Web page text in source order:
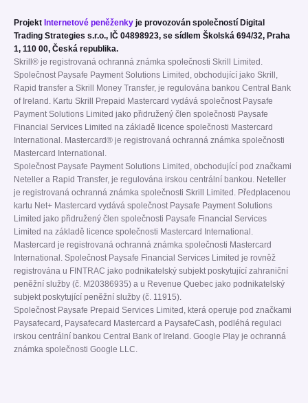
Projekt Internetové peněženky je provozován společností Digital
Trading Strategies s.r.o., IČ 04898923, se sídlem Školská 694/32, Praha
1, 110 00, Česká republika.
Skrill® je registrovaná ochranná známka společnosti Skrill Limited.
Společnost Paysafe Payment Solutions Limited, obchodující jako Skrill,
Rapid transfer a Skrill Money Transfer, je regulována bankou Central Bank
of Ireland. Kartu Skrill Prepaid Mastercard vydává společnost Paysafe
Payment Solutions Limited jako přidružený člen společnosti Paysafe
Financial Services Limited na základě licence společnosti Mastercard
International. Mastercard® je registrovaná ochranná známka společnosti
Mastercard International.
Společnost Paysafe Payment Solutions Limited, obchodující pod značkami
Neteller a Rapid Transfer, je regulována irskou centrální bankou. Neteller
je registrovaná ochranná známka společnosti Skrill Limited. Předplacenou
kartu Net+ Mastercard vydává společnost Paysafe Payment Solutions
Limited jako přidružený člen společnosti Paysafe Financial Services
Limited na základě licence společnosti Mastercard International.
Mastercard je registrovaná ochranná známka společnosti Mastercard
International. Společnost Paysafe Financial Services Limited je rovněž
registrována u FINTRAC jako podnikatelský subjekt poskytující zahraniční
peněžní služby (č. M20386935) a u Revenue Quebec jako podnikatelský
subjekt poskytující peněžní služby (č. 11915).
Společnost Paysafe Prepaid Services Limited, která operuje pod značkami
Paysafecard, Paysafecard Mastercard a PaysafeCash, podléhá regulaci
irskou centrální bankou Central Bank of Ireland. Google Play je ochranná
známka společnosti Google LLC.